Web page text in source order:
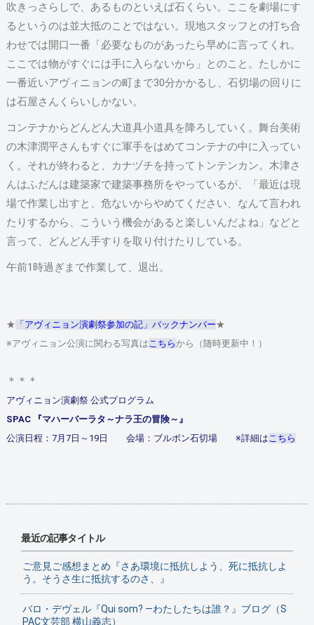
吹きっさらしで、あるものといえば石くらい。ここを劇場にす
るというのは並大抵のことではない。現地スタッフとの打ち合
わせでは開口一番「必要なものがあったら早めに言ってくれ。
ここでは物がすぐには手に入らないから」とのこと。たしかに
一番近いアヴィニョンの町まで30分かかるし、石切場の回りに
は石屋さんくらいしかない。
コンテナからどんどん大道具小道具を降ろしていく。舞台美術
の木津潤平さんもすぐに軍手をはめてコンテナの中に入ってい
く。それが終わると、カナヅチを持ってトンテンカン。木津さ
んはふだんは建築家で建築事務所をやっているが、「最近は現
場で作業し出すと、危ないからやめてください、なんて言われ
たりするから、こういう機会があると楽しいんだよね」などと
言って、どんどん手すりを取り付けたりしている。
午前1時過ぎまで作業して、退出。
★ 「アヴィニョン演劇祭参加の記」バックナンバー★
※アヴィニョン公演に関わる写真はこちらから（随時更新中！）
＊＊＊
アヴィニョン演劇祭 公式プログラム
SPAC 『マハーバーラタ～ナラ王の冒険～』
公演日程：7月7日～19日 会場：ブルボン石切場 ※詳細はこちら
最近の記事タイトル
ご意見ご感想まとめ『さあ環境に抵抗しよう、死に抵抗しよ
う。そうさ生に抵抗するのさ、』
バロ・デヴェル『Qui som? ―わたしたちは誰？』ブログ（S
PAC文芸部 横山義志）